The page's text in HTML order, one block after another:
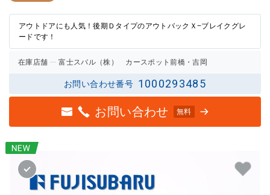
アウトドアにも人気！後期ＤタイプのアウトバックＸ−ブレイクグレ
ードです！
在庫店舗 富士スバル（株） カースポット前橋・吉岡
お問い合わせ番号 1000293485
お問い合わせ 無料